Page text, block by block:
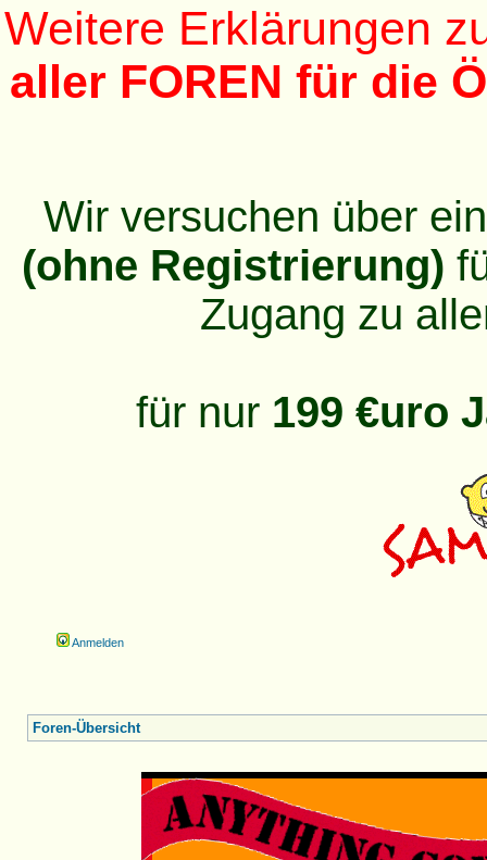
Weitere Erklärungen
aller FOREN für die
Wir versuchen über
(ohne Registrierung)
Zugang zu
für nur 199 €uro
Anmelden
Foren-Übersicht